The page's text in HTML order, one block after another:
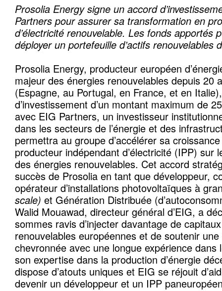
Prosolia Energy signe un accord
Partners pour assurer sa transformation en
d’électricité renouvelable. Les fonds apportés
déployer un portefeuille d’actifs renouvelables
Prosolia Energy, producteur européen
majeur des énergies renouvelables depuis 20
(Espagne, au Portugal, en France, et en
d’investissement d’un montant maximum de
avec EIG Partners, un investisseur
dans les secteurs de l’énergie et des
permettra au groupe d’accélérer sa
producteur indépendant d’électricité (IPP) sur
des énergies renouvelables. Cet accord
succès de Prosolia en tant que développeur,
opérateur d’installations photovoltaïques à
scale) et Génération Distribuée
Walid Mouawad, directeur général d’EIG, a
sommes ravis d’injecter davantage de
renouvelables européennes et de soutenir
chevronnée avec une longue expérience
son expertise dans la production d’énergie
dispose d’atouts uniques et EIG se réjouit
devenir un développeur et un IPP